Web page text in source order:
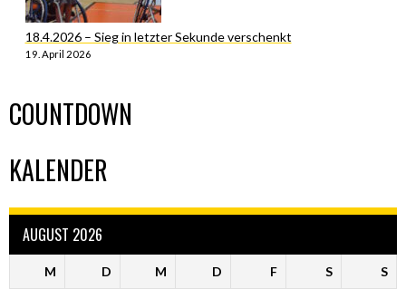
18.4.2026 – Sieg in letzter Sekunde verschenkt
19. April 2026
COUNTDOWN
KALENDER
AUGUST 2026
M D M D F S S